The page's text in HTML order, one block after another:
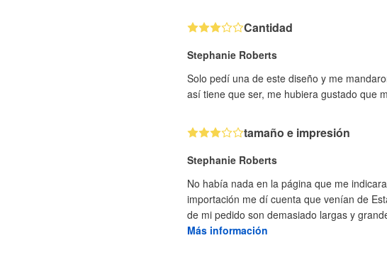
Cantidad
Stephanie Roberts
Solo pedí una de este diseño y me
así tiene que ser, me hubiera gustado que
tamaño e impresión
Stephanie Roberts
No había nada en la página que me
importación me dí cuenta que venían de
de mi pedido son demasiado largas y
Más información